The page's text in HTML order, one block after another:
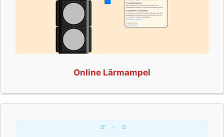
Online Lärmampel